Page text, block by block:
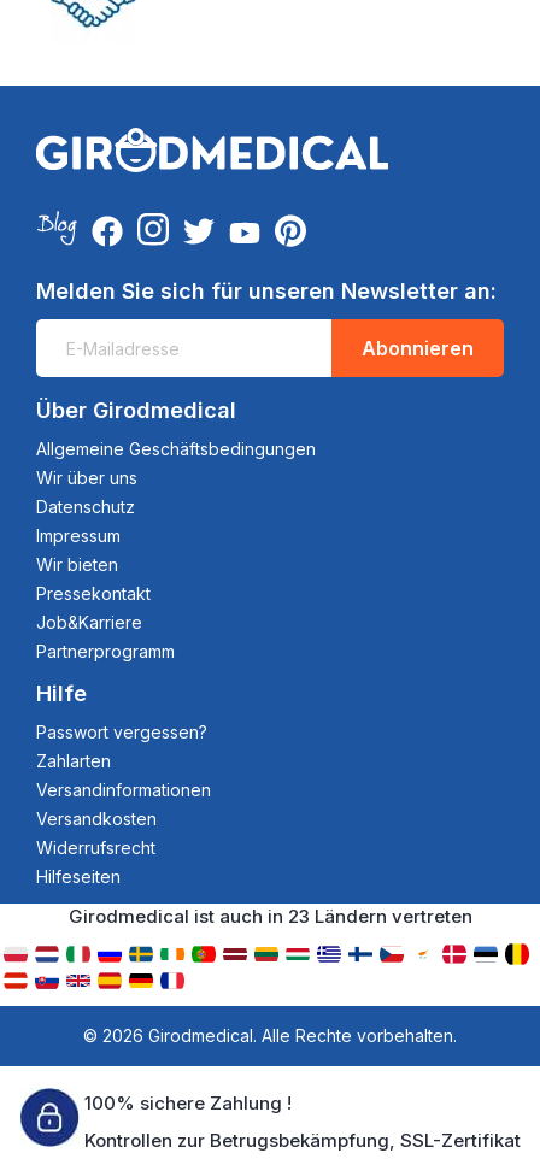
Melden Sie sich für unseren Newsletter an:
Abonnieren
Über Girodmedical
Allgemeine Geschäftsbedingungen
Wir über uns
Datenschutz
Impressum
Wir bieten
Pressekontakt
Job&Karriere
Partnerprogramm
Hilfe
Passwort vergessen?
Zahlarten
Versandinformationen
Versandkosten
Widerrufsrecht
Hilfeseiten
Girodmedical ist auch in 23 Ländern vertreten
© 2026 Girodmedical. Alle Rechte vorbehalten.
100% sichere Zahlung !
Kontrollen zur Betrugsbekämpfung, SSL-Zertifikat